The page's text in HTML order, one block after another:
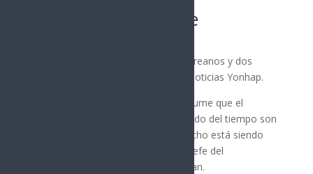
Las hipótesis que se
Entre los pasajeros había 173 surcoreanos y dos
tailandeses, informó la agencia de noticias Yonhap.
El departamento de bomberos presume que el
impacto con un pájaro y el mal estado del tiempo son
las causas del accidente, pero el hecho está siendo
investigando, dijo Lee Jeong-hyun, jefe del
departamento de bomberos de Muan.